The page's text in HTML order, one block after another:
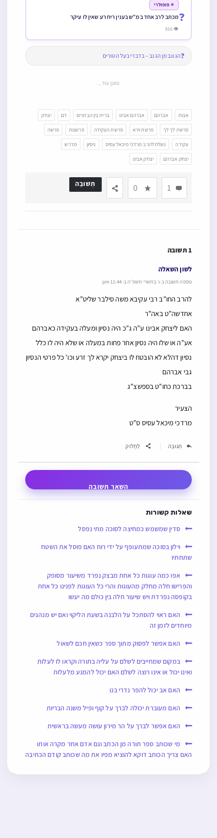
❓
⭐ פופולרי
מכתב לרב אחד במ”ש בענין ריח רע שאין לו עיקר
👁 816
❓הגונב מן הגנב – בדברי בעל הטורים
טוען עוד...
אבות אברהם אברהם אבינו ברית בין הבתרים דם יצחק
יצחק אבינו יצחק אברהם
מדרש ניסיון נשלח להרב מרדכי מיכאל עסיס עקידה
פרשה פרשנות פרשת העקידה פרשת וירא פרשת לך לך
1
0 תְשׁוּבָה
1 תשובה
לשון השאלה
נוספה תשובה ב-ו׳ בתשרי תשפ״ה ב-11:44 pm
להרב החו”ב רבי עקיבא משה סילבר שליט”א
אחדשה”ט באה”ר
האם ליצחק אבינו ע”ה ג”כ היה נסיון ומעלה בעקידה כאברהם
אע”ה או שלו היה נסיון אחר פחות במעלה או שלא היה לו כלל
נסיון דהלא לא הובטח לו ביצחק יקרא לך זרע וכו’ כל פרטי הנסיון
גבי אברהם
בברכת כחו”ט בספשצ”ג
הצעיר
מרדכי מיכאל עסיס ס”ט
תְגוּבָה לַחֲלוֹק
השאר תשובה
שאלות קשורות
סדין שמשמש כמחיצה לסוכה מתי נפסל
וילון בסוכה שמתעופף על ידי רוח האם פוסל את השטח
שתחתיו
אפו כמה עוגות כל אחת מבצק נפרד משיעור מסופק
והפרישו חלה מחלק מהעוגות והרי כל העוגות לפנינו כל אחת
בקופסה נפרדת ויש שיעור חלה בין כולם מה יעשו
האם ראוי להסתכל על הלבנה בשעת הליקוי ואם יש מנהגים
מיוחדים לזמן זה
האם אפשר לפסוק מתוך ספר כשאין חכם לשאול
במקום שמחייבים לשלם על עליה בתורה וקראו לו לעלות
ואינו יכול או אינו רוצה לשלם האם יכול להמנע מלעלות
האם אב יכול להפר נדרי בנו
האם מעוברת יכולה לברך על קוף ופיל משנה הבריות
האם אפשר לברך על הר מירון עושה מעשה בראשית
מי שכותב ספר תורה מן הכתב וגם אדם אחר מקרה אותו
האם צריך הכותב דוקא להוציא מפיו את מה שכותב קודם הכתיבה